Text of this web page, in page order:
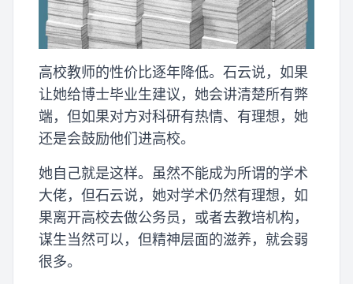
高校教师的性价比逐年降低。石云说，如果
让她给博士毕业生建议，她会讲清楚所有弊
端，但如果对方对科研有热情、有理想，她
还是会鼓励他们进高校。
她自己就是这样。虽然不能成为所谓的学术
大佬，但石云说，她对学术仍然有理想，如
果离开高校去做公务员，或者去教培机构，
谋生当然可以，但精神层面的滋养，就会弱
很多。